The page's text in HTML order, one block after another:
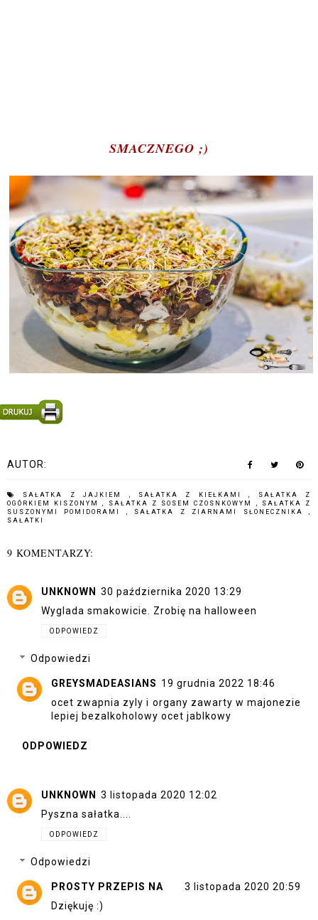
SMACZNEGO ;)
AUTOR:
SAŁATKA Z JAJKIEM SAŁATKA Z KIEŁKAMI
SAŁATKA Z
OGÓRKIEM KISZONYM
SAŁATKA Z SOSEM CZOSNKOWYM
SAŁATKA Z
SUSZONYMI POMIDORAMI
SAŁATKA Z ZIARNAMI SŁONECZNIKA
SAŁATKI
9 KOMENTARZY:
UNKNOWN
30 października 2020 13:29
Wyglada smakowicie. Zrobię na halloween
ODPOWIEDZ
Odpowiedzi
GREYSMADEASIANS 19 grudnia 2022 18:46
ocet zwapnia zyly i organy zawarty w majonezie
lepiej bezalkoholowy ocet jablkowy
ODPOWIEDZ
UNKNOWN 3 listopada 2020 12:02
Pyszna sałatka....
ODPOWIEDZ
Odpowiedzi
PROSTY PRZEPIS NA
3 listopada 2020 20:59
Dziękuję :)